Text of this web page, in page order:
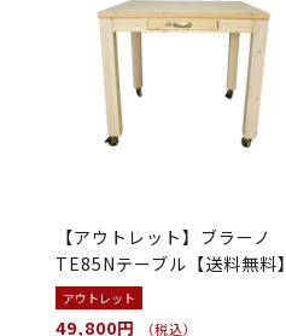
【アウトレット】ブラーノ
TE85Nテーブル【送料無料】
アウトレット
49,800円
（税込）